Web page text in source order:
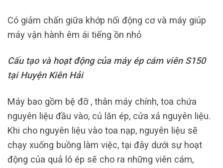
Có giảm chấn giữa khớp nối động cơ và máy giúp
máy vận hành êm ái tiếng ồn nhỏ
Cấu tạo và hoạt động của máy ép cám viên S150
tại Huyện Kiên Hải
Máy bao gồm bệ đỡ , thân máy chính, toa chứa
nguyên liệu đầu vào, củ lăn ép, cửa xả nguyên liệu.
Khi cho nguyên liệu vào toa nạp, nguyên liệu sẽ
chạy xuống buồng làm việc, tại đây dưới sự hoạt
động của quả lô ép sẽ cho ra những viên cám,